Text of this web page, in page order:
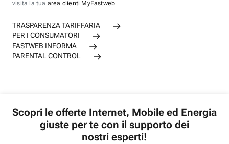
visita la tua area clienti MyFastweb
TRASPARENZA TARIFFARIA
PER I CONSUMATORI
FASTWEB INFORMA
PARENTAL CONTROL
Scopri le offerte Internet, Mobile ed Energia
giuste per te con il supporto dei
nostri esperti!